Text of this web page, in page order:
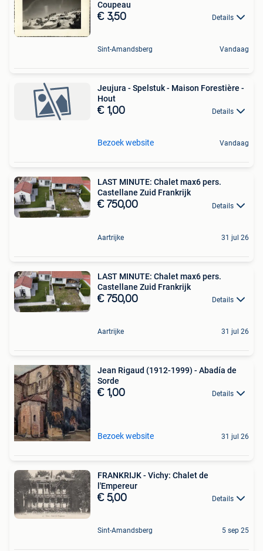
Coupeau
€ 3,50 Details
Sint-Amandsberg Vandaag
Jeujura - Spelstuk - Maison Forestière -
Hout
€ 1,00 Details
Bezoek website Vandaag
LAST MINUTE: Chalet max6 pers.
Castellane Zuid Frankrijk
€ 750,00 Details
Aartrijke 31 jul 26
LAST MINUTE: Chalet max6 pers.
Castellane Zuid Frankrijk
€ 750,00 Details
Aartrijke 31 jul 26
Jean Rigaud (1912-1999) - Abadía de
Sorde
€ 1,00 Details
Bezoek website 31 jul 26
FRANKRIJK - Vichy: Chalet de
l'Empereur
€ 5,00 Details
Sint-Amandsberg 5 sep 25